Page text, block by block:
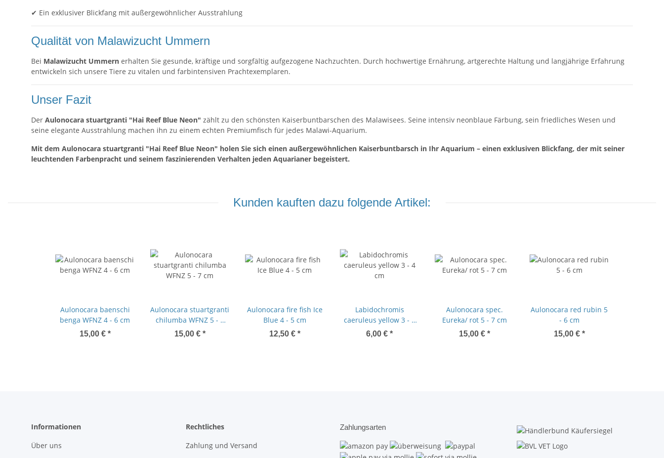
✔ Ein exklusiver Blickfang mit außergewöhnlicher Ausstrahlung
Qualität von Malawizucht Ummern
Bei Malawizucht Ummern erhalten Sie gesunde, kräftige und sorgfältig aufgezogene Nachzuchten. Durch hochwertige Ernährung, artgerechte Haltung und langjährige Erfahrung
entwickeln sich unsere Tiere zu vitalen und farbintensiven Prachtexemplaren.
Unser Fazit
Der Aulonocara stuartgranti "Hai Reef Blue Neon" zählt zu den schönsten Kaiserbuntbarschen des Malawisees. Seine intensiv neonblaue Färbung, sein friedliches Wesen und
seine elegante Ausstrahlung machen ihn zu einem echten Premiumfisch für jedes Malawi-Aquarium.
Mit dem Aulonocara stuartgranti "Hai Reef Blue Neon" holen Sie sich einen außergewöhnlichen Kaiserbuntbarsch in Ihr Aquarium – einen exklusiven Blickfang, der mit seiner
leuchtenden Farbenpracht und seinem faszinierenden Verhalten jeden Aquarianer begeistert.
Kunden kauften dazu folgende Artikel:
Aulonocara baenschi
benga WFNZ 4 - 6 cm
15,00 € *
Aulonocara stuartgranti
chilumba WFNZ 5 - 7
cm
15,00 € *
Aulonocara fire fish Ice
Blue 4 - 5 cm
12,50 € *
Labidochromis
caeruleus yellow 3 - 4
cm
6,00 € *
Aulonocara spec.
Eureka/ rot 5 - 7 cm
15,00 € *
Aulonocara red rubin 5
- 6 cm
15,00 € *
Informationen
Über uns
Rechtliches
Zahlung und Versand
Zahlungsarten